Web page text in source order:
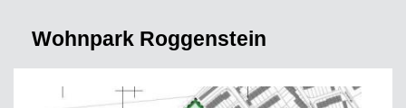
Wohnpark Roggenstein